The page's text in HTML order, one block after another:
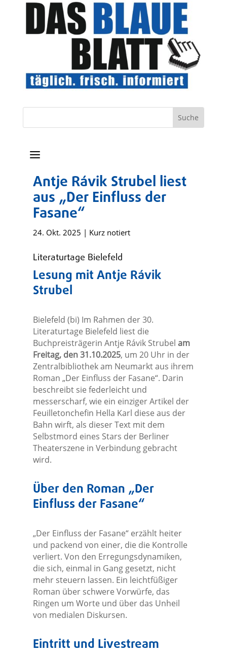
a
Antje Rávik Strubel liest
aus „Der Einfluss der
Fasane“
24. Okt. 2025 | Kurz notiert
Literaturtage Bielefeld
Lesung mit Antje Rávik
Strubel
Bielefeld (bi) Im Rahmen der 30.
Literaturtage Bielefeld liest die
Buchpreisträgerin Antje Rávik Strubel am
Freitag, den 31.10.2025, um 20 Uhr in der
Zentralbibliothek am Neumarkt aus ihrem
Roman „Der Einfluss der Fasane“. Darin
beschreibt sie federleicht und
messerscharf, wie ein einziger Artikel der
Feuilletonchefin Hella Karl diese aus der
Bahn wirft, als dieser Text mit dem
Selbstmord eines Stars der Berliner
Theaterszene in Verbindung gebracht
wird.
Über den Roman „Der
Einfluss der Fasane“
„Der Einfluss der Fasane“ erzählt heiter
und packend von einer, die die Kontrolle
verliert. Von den Erregungsdynamiken,
die sich, einmal in Gang gesetzt, nicht
mehr steuern lassen. Ein leichtfüßiger
Roman über schwere Vorwürfe, das
Ringen um Worte und über das Unheil
von medialen Diskursen.
Eintritt und Livestream